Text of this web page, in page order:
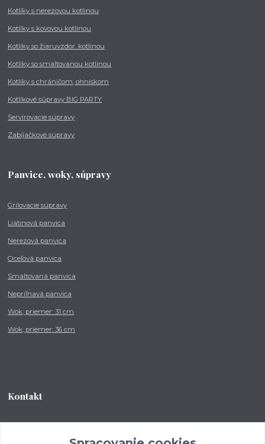
Kotlíky s nerezovou kotlinou
Kotlíky s kovovou kotlinou
Kotlíky so žiaruvzdor. kotlinou
Kotlíky so smaltovanou kotlinou
Kotlíky s chráničom, ohniskom
Kotlíkové súpravy BIG PARTY
Servírovacie súpravy
Zabíjačkové súpravy
Panvice, woky, súpravy
Grilovacie súpravy
Liatinová panvica
Nerezová panvica
Oceľová panvica
Smaltovaná panvica
Nepriľnavá panvica
Wok, priemer: 31 cm
Wok, priemer: 36 cm
Kontakt
od 8:00 - do 16:00 hod